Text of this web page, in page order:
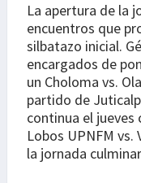
La apertura de la
encuentros que
silbatazo inicial.
encargados de
un Choloma vs.
partido de
continua el
Lobos UPNFM
la jornada